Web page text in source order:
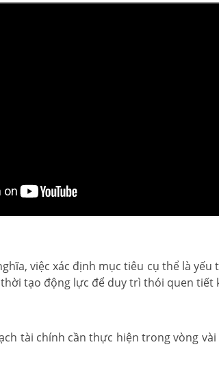
việc xác định mục tiêu cụ thể là
tạo động lực để duy trì thói quen tiết
tài chính cần thực hiện trong vòng